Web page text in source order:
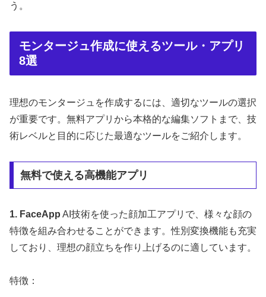
う。
モンタージュ作成に使えるツール・アプリ
8選
理想のモンタージュを作成するには、適切なツールの選択
が重要です。無料アプリから本格的な編集ソフトまで、技
術レベルと目的に応じた最適なツールをご紹介します。
無料で使える高機能アプリ
1. FaceApp AI技術を使った顔加工アプリで、様々な顔の
特徴を組み合わせることができます。性別変換機能も充実
しており、理想の顔立ちを作り上げるのに適しています。
特徴：